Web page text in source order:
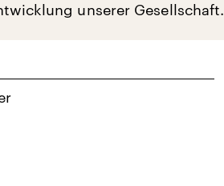
unserer Gesellschaft.